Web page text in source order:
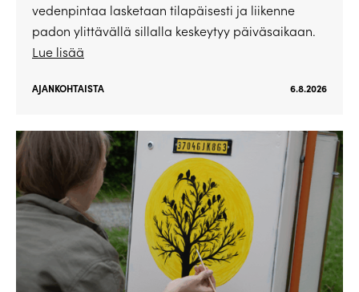
vedenpintaa lasketaan tilapäisesti ja liikenne
padon ylittävällä sillalla keskeytyy päiväsaikaan.
Lue lisää
AJANKOHTAISTA 6.8.2026